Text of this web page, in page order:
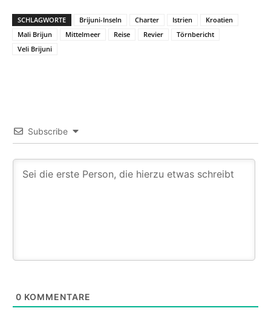
SCHLAGWORTE Brijuni-Inseln Charter Istrien
Kroatien
Mali Brijun
Mittelmeer Reise Revier
Törnbericht
Veli Brijuni
Subscribe
0 KOMMENTARE